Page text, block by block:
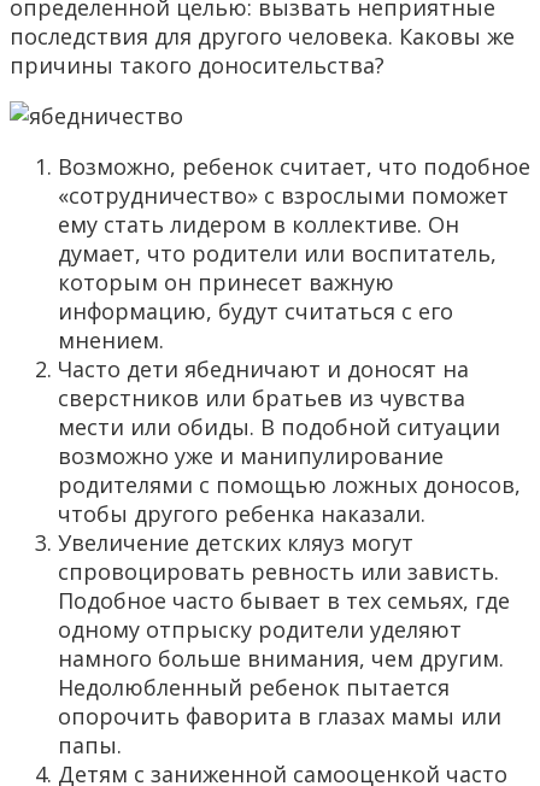
определенной целью: вызвать неприятные
последствия для другого человека. Каковы же
причины такого доносительства?
Возможно, ребенок считает, что подобное
«сотрудничество» с взрослыми поможет
ему стать лидером в коллективе. Он
думает, что родители или воспитатель,
которым он принесет важную
информацию, будут считаться с его
мнением.
Часто дети ябедничают и доносят на
сверстников или братьев из чувства
мести или обиды. В подобной ситуации
возможно уже и манипулирование
родителями с помощью ложных доносов,
чтобы другого ребенка наказали.
Увеличение детских кляуз могут
спровоцировать ревность или зависть.
Подобное часто бывает в тех семьях, где
одному отпрыску родители уделяют
намного больше внимания, чем другим.
Недолюбленный ребенок пытается
опорочить фаворита в глазах мамы или
папы.
Детям с заниженной самооценкой часто